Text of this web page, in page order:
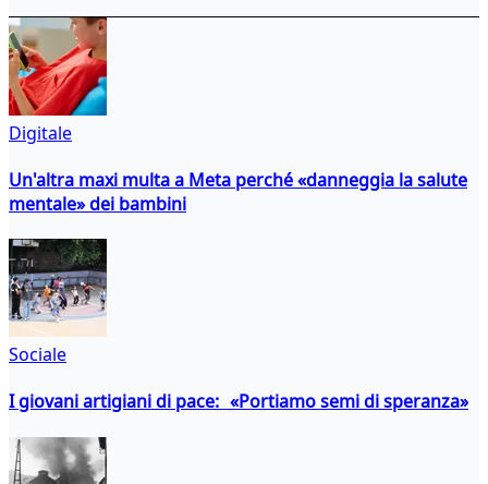
Digitale
Un'altra maxi multa a Meta perché «danneggia la salute
mentale» dei bambini
Sociale
I giovani artigiani di pace: «Portiamo semi di speranza»